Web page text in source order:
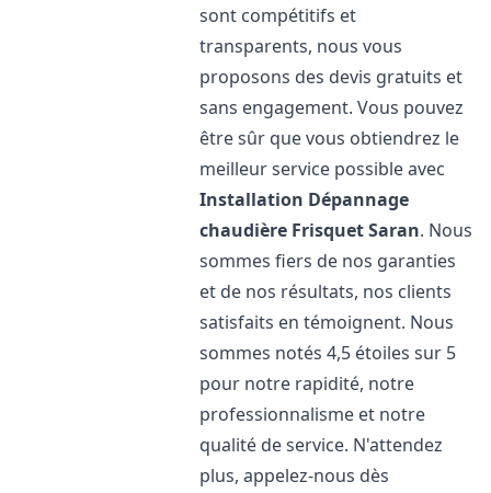
sont compétitifs et
transparents, nous vous
proposons des devis gratuits et
sans engagement. Vous pouvez
être sûr que vous obtiendrez le
meilleur service possible avec
Installation Dépannage
chaudière FrisquetSaran. Nous
sommes fiers de nos garanties
et de nos résultats, nos clients
satisfaits en témoignent. Nous
sommes notés 4,5 étoiles sur 5
pour notre rapidité, notre
professionnalisme et notre
qualité de service. N'attendez
plus, appelez-nous dès